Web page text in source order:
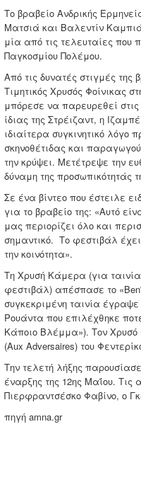
Tο βραβείο Ανδρικής
Ματσιά και Βαλεντίν
μία από τις τελευταίες που
Παγκοσμίου Πολέμου.
Από τις δυνατές στιγμές
Τιμητικός Χρυσός Φοίνικας
μπόρεσε να παρευρεθεί
ίδιας της Στρέιζαντ, η
ιδιαίτερα συγκινητικό λόγο
σκηνοθέτιδας και
την κρύψει. Μετέτρεψε την
δύναμη της
Σε ένα βίντεο που έστειλε
για το βραβείο της: «Αυτό
μας περιορίζει όλο και
σημαντικό. Το φεστιβάλ
την κοινότητα».
Τη Χρυσή Κάμερα (για
φεστιβάλ) απέσπασε το
συγκεκριμένη ταινία
Ρουάντα που επιλέχθηκε
Κάποιο Βλέμμα»). Τον Χρυσό
(Aux Adversaires) του
Την τελετή λήξης
έναρξης της 12ης Μαΐου.
Πιερφραντσέσκο Φαβίνο, ο
πηγή amna.gr